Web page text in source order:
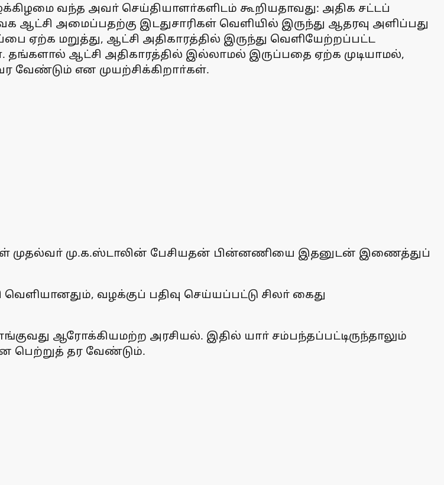
வந்த அவா் செய்தியாளா்களிடம் கூறியதாவது: அதிக சட்டப்
அமைப்பதற்கு இடதுசாரிகள் வெளியில் இருந்து ஆதரவு அளிப்பது
மறுத்து, ஆட்சி அதிகாரத்தில் இருந்து வெளியேற்றப்பட்ட
தங்களால் ஆட்சி அதிகாரத்தில் இல்லாமல் இருப்பதை ஏற்க முடியாமல்,
வேண்டும் என முயற்சிக்கிறாா்கள்.
முதல்வா் மு.க.ஸ்டாலின் பேசியதன் பின்னணியை இதனுடன் இணைத்துப்
வழக்குப் பதிவு செய்யப்பட்டு சிலா் கைது
ஆரோக்கியமற்ற அரசியல். இதில் யாா் சம்பந்தப்பட்டிருந்தாலும்
பெற்றுத் தர வேண்டும்.